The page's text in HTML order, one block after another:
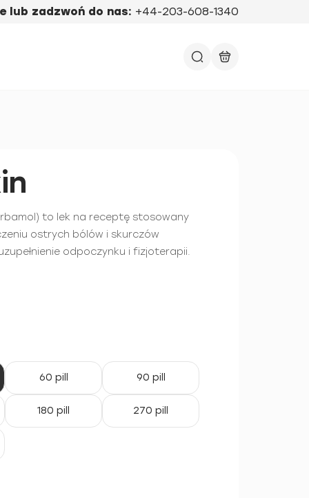
lub zadzwoń do nas: +44-203-608-1340
to lek na receptę stosowany
ostrych bólów i skurczów
odpoczynku i fizjoterapii.
60 pill 90 pill
180 pill 270 pill